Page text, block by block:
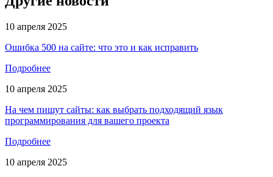
10 апреля 2025
Ошибка 500 на сайте: что это и как исправить
Подробнее
10 апреля 2025
На чем пишут сайты: как выбрать подходящий язык
программирования для вашего проекта
Подробнее
10 апреля 2025